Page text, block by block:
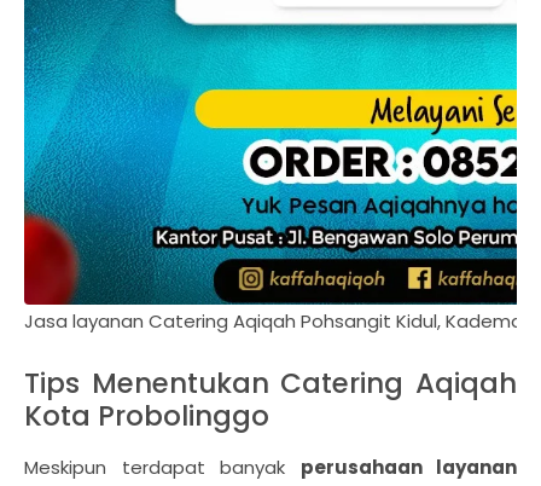
Jasa layanan Catering Aqiqah Pohsangit Kidul,
Tips Menentukan Catering Aqiqah
Kota Probolinggo
Meskipun terdapat banyak perusahaan layanan